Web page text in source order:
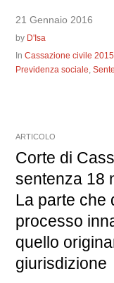
21 Gennaio 2016
by D'Isa
InCassazione civile 2015
Previdenza sociale,
ARTICOLO
Corte di
sentenza 18
La parte che
processo
quello
giurisdizione